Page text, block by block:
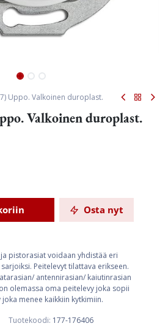
Uppo. Valkoinen duroplast.
Valkoinen duroplast.
Osta nyt
pistorasiat voidaan yhdistää eri
Peitelevyt tilattava erikseen.
antennirasian/ kaiutinrasian
olemassa oma peitelevy joka sopii
menee kaikkiin kytkimiin.
Tuotekoodi: 177-176406